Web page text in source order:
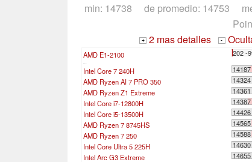
min: 14738 de promedio: 14753
+ 2 mas detalles -
AMD E1-2100 202 -
Intel Core 7 240H
AMD Ryzen AI 7 PRO 350
AMD Ryzen Z1 Extreme
Intel Core i7-12800H
Intel Core i5-13500H
AMD Ryzen 7 8745HS
AMD Ryzen 7 250
Intel Core Ultra 5 225H
Intel Arc G3 Extreme